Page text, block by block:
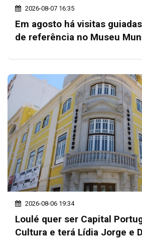
2026-08-07 16:35
Em agosto há visitas
de referência no Museu
2026-08-06 19:34
Loulé quer ser Capital
Cultura e terá Lídia Jorge e